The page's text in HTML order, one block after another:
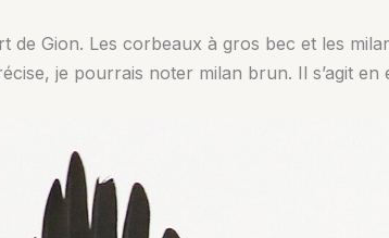
Gion. Les corbeaux à gros bec et les
je pourrais noter milan brun. Il s’agit en